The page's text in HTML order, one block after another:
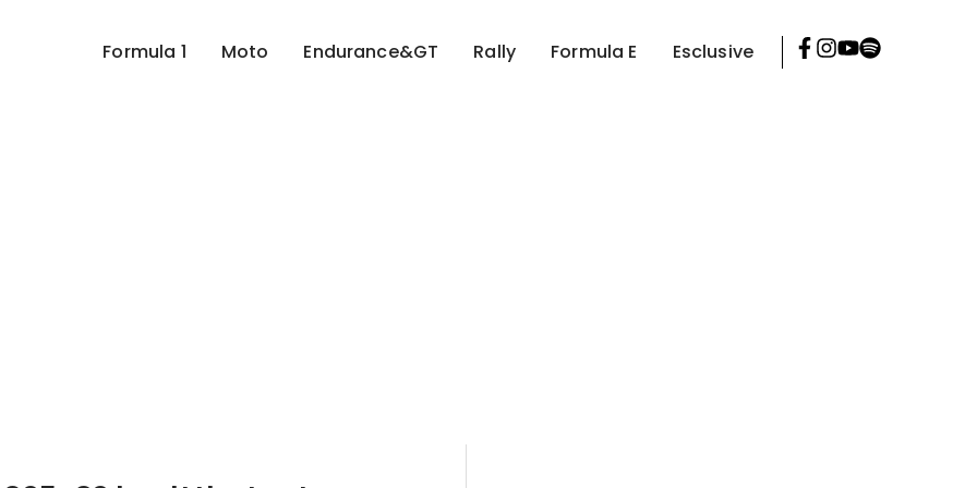
Formula 1 Moto Endurance&GT Rally Formula E Esclusive